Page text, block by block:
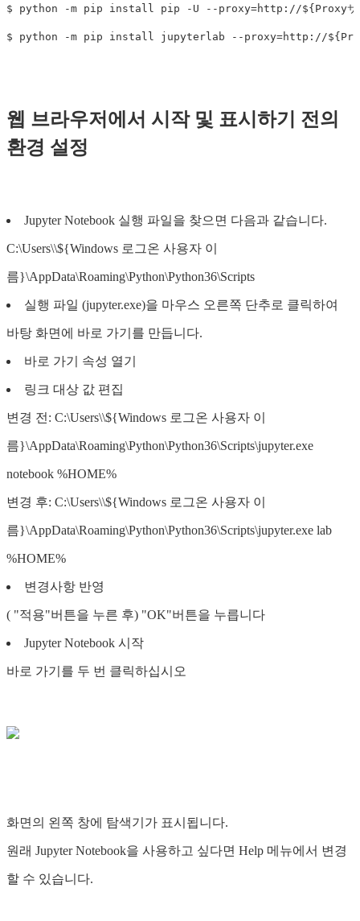
$ python -m pip install pip - U -- proxy=http : //${ Proxyサ
$ python -m pip install jupyterlab -- proxy=http : //${
웹 브라우저에서 시작 및 표시하기 전의
환경 설정
Jupyter Notebook 실행 파일을 찾으면 다음과 같습니다.
C:\Users\\${Windows 로그온 사용자 이
름}\AppData\Roaming\Python\Python36\Scripts
실행 파일 (jupyter.exe)을 마우스 오른쪽 단추로 클릭하여
바탕 화면에 바로 가기를 만듭니다.
바로 가기 속성 열기
링크 대상 값 편집
변경 전: C:\Users\\${Windows 로그온 사용자 이
름}\AppData\Roaming\Python\Python36\Scripts\jupyter.exe
notebook %HOME%
변경 후: C:\Users\\${Windows 로그온 사용자 이
름}\AppData\Roaming\Python\Python36\Scripts\jupyter.exe lab
%HOME%
변경사항 반영
( "적용"버튼을 누른 후) "OK"버튼을 누릅니다
Jupyter Notebook 시작
바로 가기를 두 번 클릭하십시오
화면의 왼쪽 창에 탐색기가 표시됩니다.
원래 Jupyter Notebook을 사용하고 싶다면 Help 메뉴에서 변경
할 수 있습니다.